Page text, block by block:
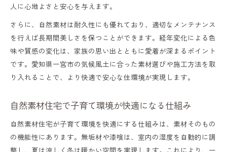
人に心地よさと安心を与えます。
さらに、自然素材は耐久性にも優れており、適切なメンテナンス
を行えば長期間美しさを保つことができます。経年変化による色
味や質感の変化は、家族の思い出とともに愛着が深まるポイント
です。愛知県一宮市の気候風土に合った素材選びや施工方法を取
り入れることで、より快適で安心な住環境が実現します。
自然素材住宅で子育て環境が快適になる仕組み
自然素材住宅が子育て環境を快適にする仕組みは、素材そのもの
の機能性にあります。無垢材や漆喰は、室内の湿度を自動的に調
整し、夏は涼しく冬は暖かい空間を実現します。これにより、一